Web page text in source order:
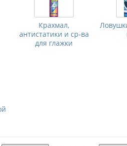
Крахмал,
антистатики и ср-ва
для глажки